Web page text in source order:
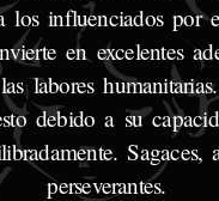
los influenciados por
en excelentes
labores
debido a su
Sagaces,
perseverantes.